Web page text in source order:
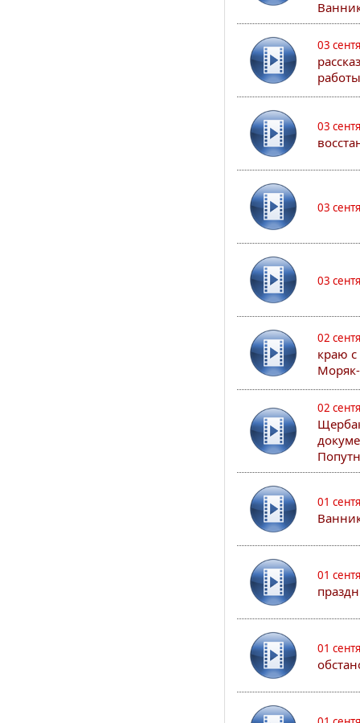
03
03
03
03
02
краю
02
01
01
01